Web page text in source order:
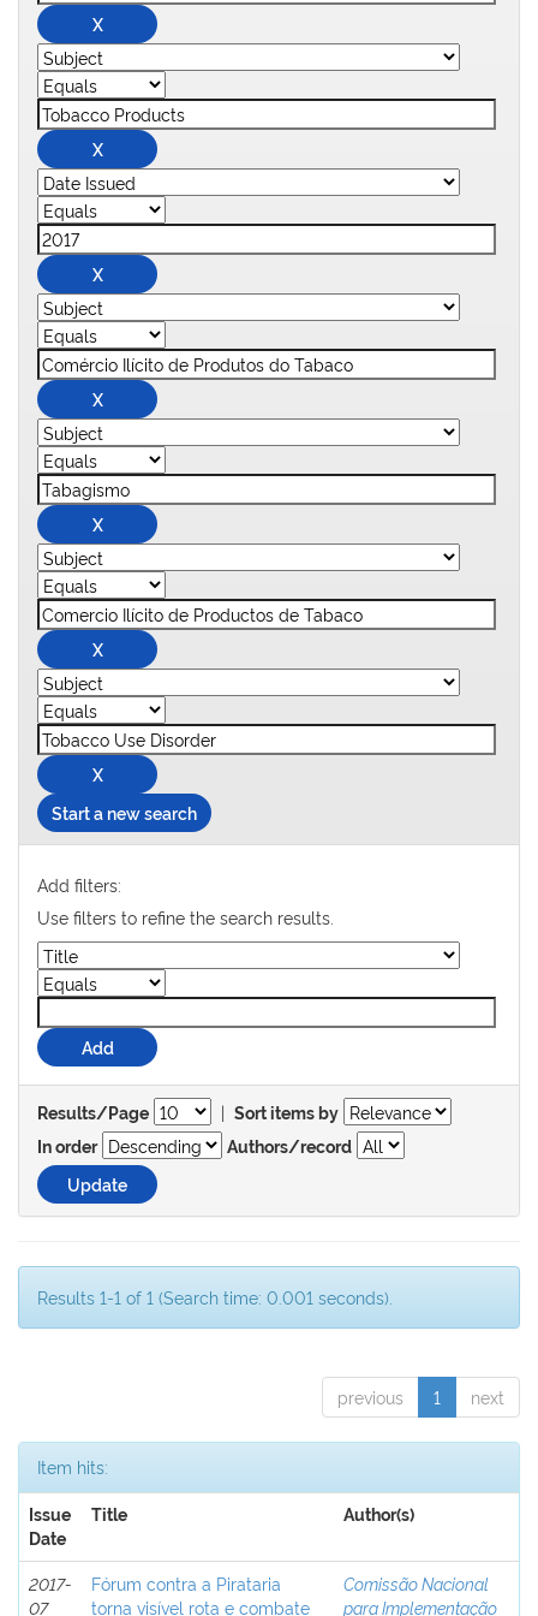
Start a new search
Add filters:
Use filters to refine the search results.
Results/Page | Sort items by
In order
Authors/record
Results 1-1 of 1 (Search time: 0.001 seconds).
previous 1 next
Item hits:
Issue
Date
Title Author(s)
2017-
07
Fórum contra a Pirataria
torna visível rota e combate
Comissão Nacional
para Implementação